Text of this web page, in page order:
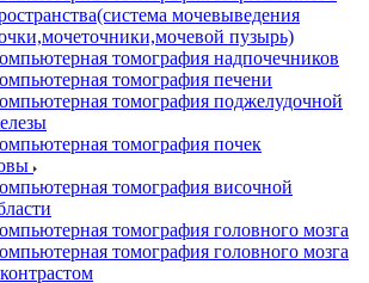
мочевыведения
пузырь)
томография надпочечников
томография печени
томография поджелудочной
томография почек
томография височной
томография головного мозга
томография головного мозга